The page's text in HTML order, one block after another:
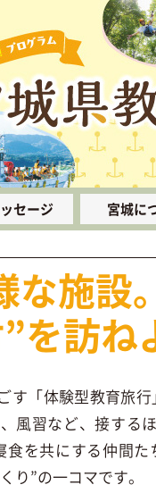
セージ 宮城に
県内マ
施設。
を訪ね
す「体験型教育旅
風習など、接する
を共にする仲間た
り”の一コマです。